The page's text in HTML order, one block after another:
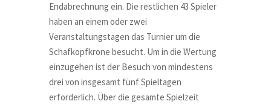
Endabrechnung ein. Die restlichen 43 Spieler
haben an einem oder zwei
Veranstaltungstagen das Turnier um die
Schafkopfkrone besucht. Um in die Wertung
einzugehen ist der Besuch von mindestens
drei von insgesamt fünf Spieltagen
erforderlich. Über die gesamte Spielzeit